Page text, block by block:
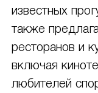
известных
также
ресторанов и
включая
любителей